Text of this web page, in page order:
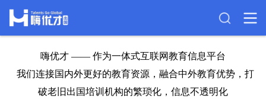
嗨优才 —— 作为一体式互联网教育信息平台
我们连接国内外更好的教育资源，融合中外教育优势，打
破老旧出国培训机构的繁琐化，信息不透明化